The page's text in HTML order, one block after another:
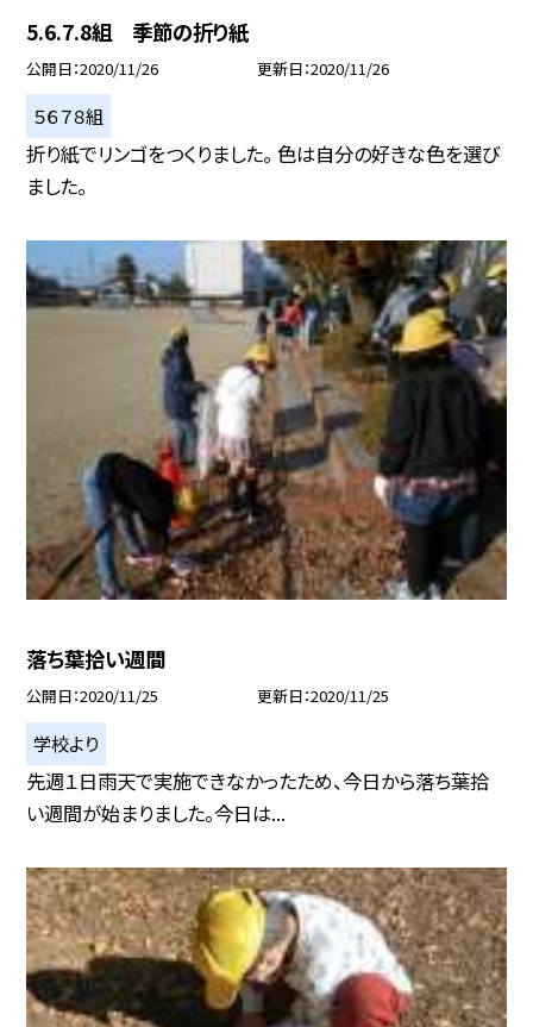
5.6.7.8組 季節の折り紙
公開日 2020/11/26 更新日 2020/11/26
５６７８組
折り紙でリンゴをつくりました。 色は自分の好きな色を選び
ました。
落ち葉拾い週間
公開日 2020/11/25 更新日 2020/11/25
学校より
先週１日雨天で実施できなかったため、今日から落ち葉拾
い週間が始まりました。今日は...